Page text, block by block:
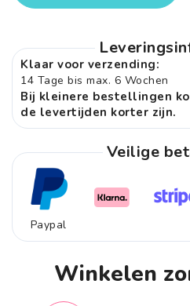
Relax,
Set,
quadratisch,
Konrad
Relax,
Set,
quadratisch,
Konrad
Klaar voor verzending:
14 Tage bis max. 6 Wochen
Bij kleinere bestellingen
de levertijden korter zijn.
Veilige
Paypal
Winkelen